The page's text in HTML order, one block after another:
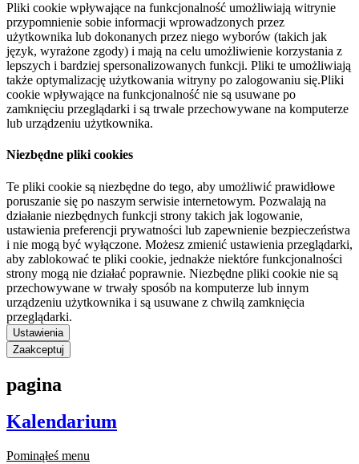
Pliki cookie wpływające na funkcjonalność umożliwiają witrynie
przypomnienie sobie informacji wprowadzonych przez
użytkownika lub dokonanych przez niego wyborów (takich jak
język, wyrażone zgody) i mają na celu umożliwienie korzystania z
lepszych i bardziej spersonalizowanych funkcji. Pliki te umożliwiają
także optymalizację użytkowania witryny po zalogowaniu się.Pliki
cookie wpływające na funkcjonalność nie są usuwane po
zamknięciu przeglądarki i są trwale przechowywane na komputerze
lub urządzeniu użytkownika.
Niezbędne pliki cookies
Te pliki cookie są niezbędne do tego, aby umożliwić prawidłowe
poruszanie się po naszym serwisie internetowym. Pozwalają na
działanie niezbędnych funkcji strony takich jak logowanie,
ustawienia preferencji prywatności lub zapewnienie bezpieczeństwa
i nie mogą być wyłączone. Możesz zmienić ustawienia przeglądarki,
aby zablokować te pliki cookie, jednakże niektóre funkcjonalności
strony mogą nie działać poprawnie. Niezbędne pliki cookie nie są
przechowywane w trwały sposób na komputerze lub innym
urządzeniu użytkownika i są usuwane z chwilą zamknięcia
przeglądarki.
Ustawienia
Zaakceptuj
pagina
Kalendarium
Pominąłeś menu